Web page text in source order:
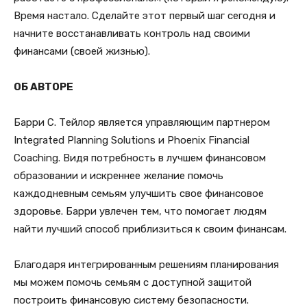
Время настало. Сделайте этот первый шаг сегодня и
начните восстанавливать контроль над своими
финансами (своей жизнью).
ОБ АВТОРЕ
Барри С. Тейлор является управляющим партнером
Integrated Planning Solutions и Phoenix Financial
Coaching. Видя потребность в лучшем финансовом
образовании и искреннее желание помочь
каждодневным семьям улучшить свое финансовое
здоровье. Барри увлечен тем, что помогает людям
найти лучший способ приблизиться к своим финансам.
Благодаря интегрированным решениям планирования
мы можем помочь семьям с доступной защитой
построить финансовую систему безопасности.